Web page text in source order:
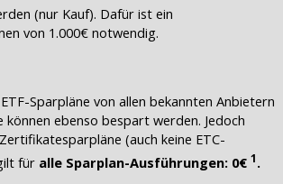
(nur Kauf). Dafür ist ein
von 1.000€ notwendig.
Sparpläne von allen bekannten Anbietern
können ebenso bespart werden. Jedoch
(auch keine ETC-
für alle Sparplan-Ausführungen: 0€ 1.